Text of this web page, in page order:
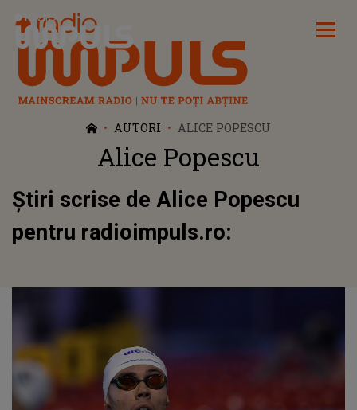
Radio Impuls
AUTORI ALICE POPESCU
Alice Popescu
Știri scrise de Alice Popescu
pentru radioimpuls.ro: